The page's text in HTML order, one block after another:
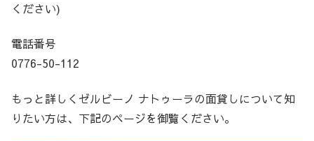
ください)
電話番号
0776-50-112
もっと詳しくゼルビーノ ナトゥーラの面貸しについて知
りたい方は、下記のページを御覧ください。